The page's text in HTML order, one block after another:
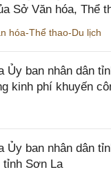
Sở Văn hóa, Thể
hóa-Thể thao-Du lịch
Ủy ban nhân dân
kinh phí khuyến
Ủy ban nhân dân
Sơn La